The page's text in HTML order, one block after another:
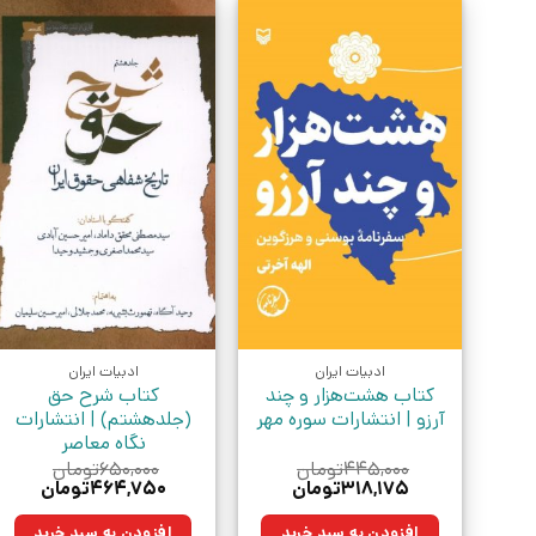
ادبیات ایران
کتاب هشت‌هزار و چند
آرزو | انتشارات سوره مهر
۴۴۵,۰۰۰تومان
قیمت
۴۴۵,۰۰۰تومان
۳۱۸,۱۷۵تومان
۳۱۸,۱۷۵تومان.
ادبیات ایران
کتاب شرح حق
(جلدهشتم‌) | انتشارات
نگاه معاصر
۶۵۰,۰۰۰تومان
قیمت
۶۵۰,۰۰۰تومان
۴۶۴,۷۵۰تومان